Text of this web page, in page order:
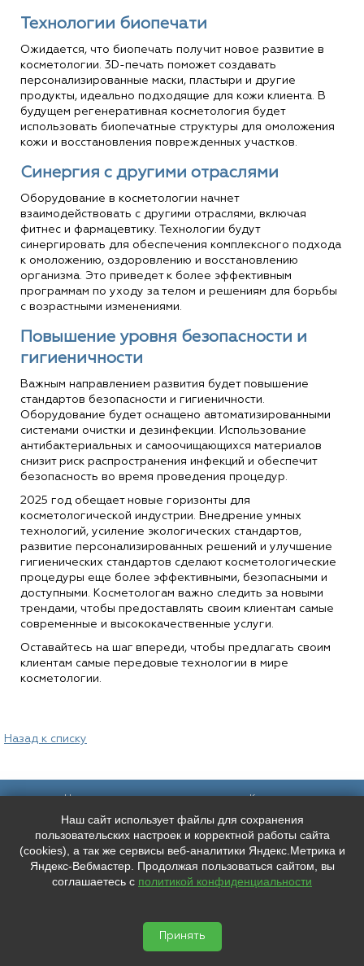
Технологии биопечати
Ожидается, что биопечать получит новое развитие в
косметологии. 3D-печать поможет создавать
персонализированные маски, пластыри и другие
продукты, идеально подходящие для кожи клиента. В
будущем регенеративная косметология будет
использовать биопечатные структуры для омоложения
кожи и восстановления поврежденных участков.
Синергия с другими отраслями
Оборудование в косметологии начнет
взаимодействовать с другими отраслями, включая
фитнес и фармацевтику. Технологии будут
синергировать для обеспечения комплексного подхода
к омоложению, оздоровлению и восстановлению
организма. Это приведет к более эффективным
программам по уходу за телом и решениям для борьбы
с возрастными изменениями.
Повышение уровня безопасности и
гигиеничности
Важным направлением развития будет повышение
стандартов безопасности и гигиеничности.
Оборудование будет оснащено автоматизированными
системами очистки и дезинфекции. Использование
антибактериальных и самоочищающихся материалов
снизит риск распространения инфекций и обеспечит
безопасность во время проведения процедур.
2025 год обещает новые горизонты для
косметологической индустрии. Внедрение умных
технологий, усиление экологических стандартов,
развитие персонализированных решений и улучшение
гигиенических стандартов сделают косметологические
процедуры еще более эффективными, безопасными и
доступными. Косметологам важно следить за новыми
трендами, чтобы предоставлять своим клиентам самые
современные и высококачественные услуги.
Оставайтесь на шаг впереди, чтобы предлагать своим
клиентам самые передовые технологии в мире
косметологии.
Назад к списку
ООО "ЛУЧШЕЕ ЛИЦО"
Наш адрес:
Санкт-Петербург,
Каменноостровский пр. 61/2, вход в
арку со стороны улицы Чапыгина
Режим работы: пн - пт: 10:00 - 18:00
Контакты:
+7 (921) 9606133
+7 (991) 0165010
mederispb@yandex.ru
Мы в социальных сетях:
Наш сайт использует файлы для сохранения
пользовательских настроек и корректной работы сайта
(cookies), а так же сервисы веб-аналитики Яндекс.Метрика и
Яндекс-Вебмастер. Продолжая пользоваться сайтом, вы
соглашаетесь с политикой конфиденциальности
Принять